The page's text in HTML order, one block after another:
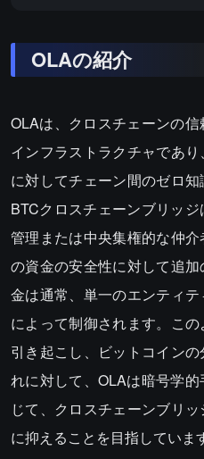
OLAの紹介
OLAは、クロスチェーンの
インフラストラクチャであ
に対してチェーン間のゼロ
BTCクロスチェーンブリッ
管理または中央集権的な仲
の資金の安全性に対して追
金は通常、単一のエンティ
によって制御されます。こ
引き起こし、ビットコイン
れに対して、OLAは暗号学
じて、クロスチェーンブリ
に抑えることを目指していま